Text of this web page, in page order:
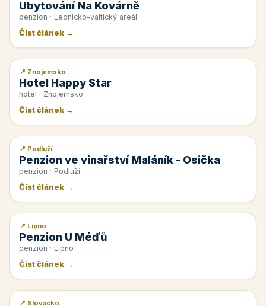
Ubytování Na Kovárně
penzion · Lednicko-valtický areál
Číst článek →
📰 PR článek
📍 Znojemsko
Hotel Happy Star
hotel · Znojemsko
Číst článek →
📰 PR článek
📍 Podluží
Penzion ve vinařství Maláník - Osička
penzion · Podluží
Číst článek →
📰 PR článek
📍 Lipno
Penzion U Méďů
penzion · Lipno
Číst článek →
📰 PR článek
📍 Slovácko